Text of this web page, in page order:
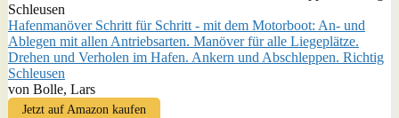
Hafenmanöver Schritt für Schritt - mit dem Motorboot: An- und
Ablegen mit allen Antriebsarten. Manöver für alle Liegeplätze.
Drehen und Verholen im Hafen. Ankern und Abschleppen. Richtig
Schleusen
von Bolle, Lars
Jetzt auf Amazon kaufen